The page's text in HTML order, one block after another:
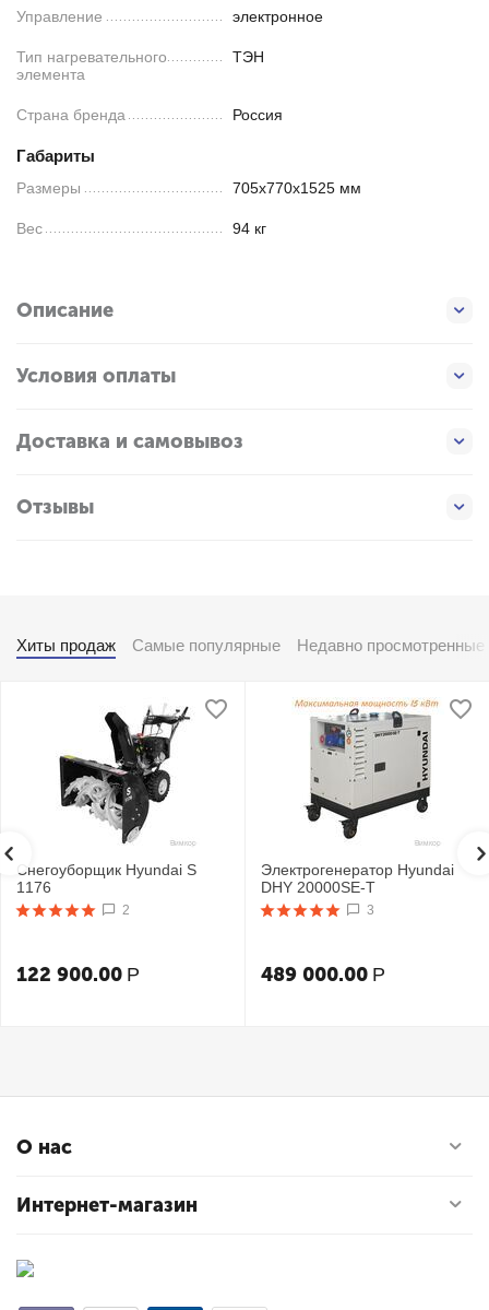
Управление электронное
Тип нагревательного
элемента
ТЭН
Страна бренда Россия
Габариты
Размеры 705х770х1525 мм
Вес 94 кг
Описание
Условия оплаты
Доставка и самовывоз
Отзывы
Хиты продаж Самые популярные Недавно просмотренные
Снегоуборщик Hyundai S
1176
2
122 900.00 Р
Электрогенератор Hyundai
DHY 20000SE-T
3
489 000.00 Р
О нас
Интернет-магазин